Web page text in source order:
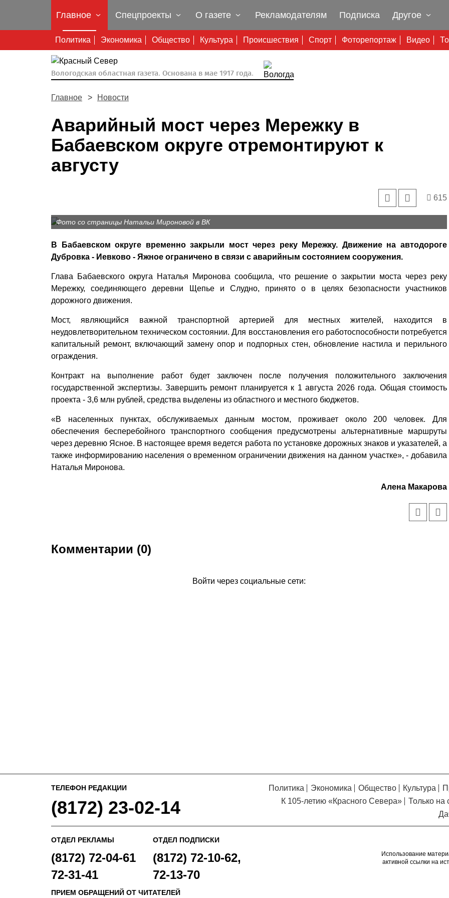
Главное
Политика Экономика Общество Культура Происшествия Спорт Фоторепортаж Видео
Спецпроекты О газете Рекламодателям Подписка Другое
Вологодская областная газета. Основана в мае 1917 года.
Главное Новости
Аварийный мост через Мережку в
Бабаевском округе отремонтируют к
августу
615
Фото со страницы Натальи Мироновой в ВК
В Бабаевском округе временно закрыли мост через реку Мережку. Движение на автодороге
Дубровка - Иевково - Яжное ограничено в связи с аварийным состоянием сооружения.
Глава Бабаевского округа Наталья Миронова сообщила, что решение о закрытии моста через реку
Мережку, соединяющего деревни Щепье и Слудно, принято о в целях безопасности участников
дорожного движения.
Мост, являющийся важной транспортной артерией для местных жителей, находится в
неудовлетворительном техническом состоянии. Для восстановления его работоспособности потребуется
капитальный ремонт, включающий замену опор и подпорных стен, обновление настила и перильного
ограждения.
Контракт на выполнение работ будет заключен после получения положительного заключения
государственной экспертизы. Завершить ремонт планируется к 1 августа 2026 года. Общая стоимость
проекта - 3,6 млн рублей, средства выделены из областного и местного бюджетов.
«В населенных пунктах, обслуживаемых данным мостом, проживает около 200 человек. Для
обеспечения бесперебойного транспортного сообщения предусмотрены альтернативные маршруты
через деревню Ясное. В настоящее время ведется работа по установке дорожных знаков и указателей, а
также информированию населения о временном ограничении движения на данном участке», - добавила
Наталья Миронова.
Алена Макарова
Комментарии (0)
Войти через социальные сети:
ТЕЛЕФОН РЕДАКЦИИ
(8172) 23-02-14
Политика Экономика Общество Культура
К 105-летию «Красного Севера»
Только на
ОТДЕЛ РЕКЛАМЫ
(8172) 72-04-61
72-31-41
ОТДЕЛ ПОДПИСКИ
(8172) 72-10-62,
72-13-70
ПРИЕМ ОБРАЩЕНИЙ ОТ ЧИТАТЕЛЕЙ
Использование
активной ссылки на